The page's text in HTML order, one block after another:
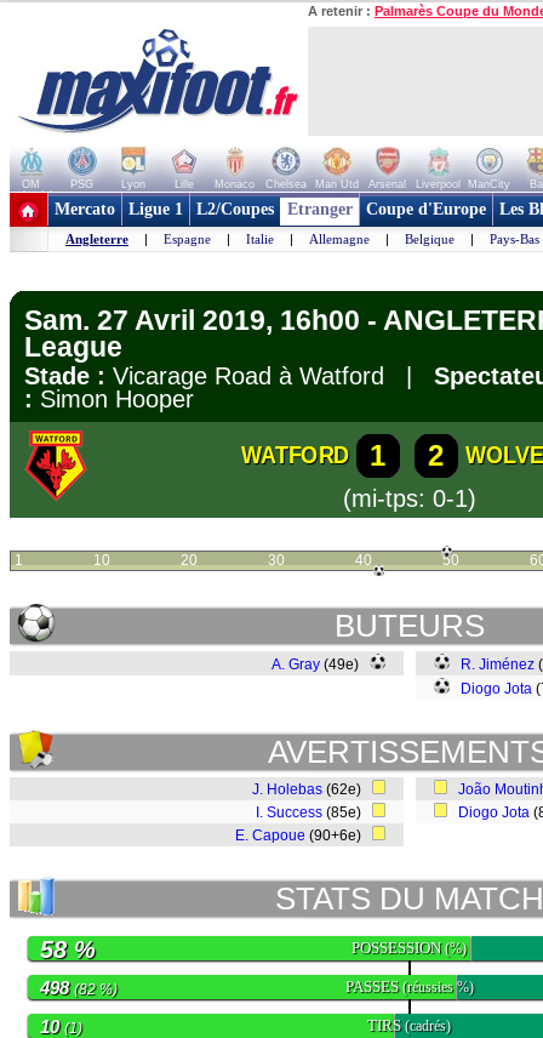
A retenir : Palmarès Coupe du
OM PSG Lyon Lille Monaco Chelsea Man Utd Arsenal Liverpool ManCity
+ de clubs
Mercato Ligue 1 L2/Coupes Etranger Coupe d'Europe Les
Angleterre | Espagne | Italie | Allemagne | Belgique | Pays-Bas
Sam. 27 Avril 2019, 16h00 -
League
Stade : Vicarage Road à Watford |
: Simon Hooper
WATFORD 1 2
(mi-tps: 0-1)
1 10 20 30 40 50
BUTEURS
A. Gray (49e) R. Jiménez
Diogo Jota
J. Holebas (62e)
I. Success (85e)
E. Capoue (90+6e)
João
Diogo Jota
STATS DU MATCH
POSSESSION(%)
58 %
PASSES(réussies %)
498(82 %)
TIRS(cadrés)
10(1)